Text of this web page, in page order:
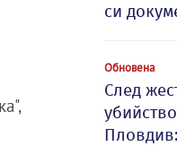
си
Обновена
След